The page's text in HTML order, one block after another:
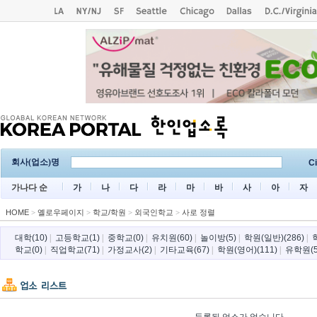
회사(업소)명
가나다 순 가 나 다 라 마 바 사 아 자
HOME > 옐로우페이지 > 학교/학원 > 외국인학교 > 사로 정렬
대학(10) 고등학교(1) 중학교(0) 유치원(60) 놀이방(5) 학원(일반)(286)
학교(0)
직업학교(71) 가정교사(2) 기타교육(67) 학원(영어)(111) 유학원